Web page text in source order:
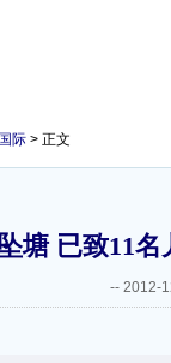
际 > 正文
塘 已致11名
-- 2012-